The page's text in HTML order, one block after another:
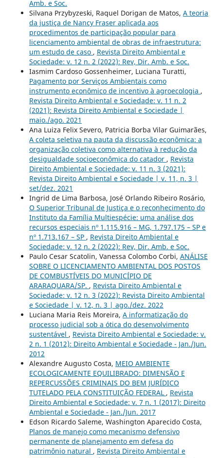
Amb. e Soc.
Silvana Przybyzeski, Raquel Dorigan de Matos, A teoria
da justiça de Nancy Fraser aplicada aos
procedimentos de participação popular para
licenciamento ambiental de obras de infraestrutura:
um estudo de caso , Revista Direito Ambiental e
Sociedade: v. 12 n. 2 (2022): Rev, Dir. Amb. e Soc.
Iasmim Cardoso Gossenheimer, Luciana Turatti,
Pagamento por Serviços Ambientais como
instrumento econômico de incentivo à agroecologia ,
Revista Direito Ambiental e Sociedade: v. 11 n. 2
(2021): Revista Direito Ambiental e Sociedade |
maio./ago. 2021
Ana Luiza Felix Severo, Patricia Borba Vilar Guimarães,
A coleta seletiva na pauta da discussão econômica: a
organização coletiva como alternativa à redução da
desigualdade socioeconômica do catador , Revista
Direito Ambiental e Sociedade: v. 11 n. 3 (2021):
Revista Direito Ambiental e Sociedade | v. 11, n. 3 |
set/dez. 2021
Ingrid de Lima Barbosa, José Orlando Ribeiro Rosário,
O Superior Tribunal de Justiça e o reconhecimento do
Instituto da Família Multiespécie: uma análise dos
recursos especiais nº 1.115.916 – MG, 1.797.175 – SP e
nº 1.713.167 – SP , Revista Direito Ambiental e
Sociedade: v. 12 n. 2 (2022): Rev, Dir. Amb. e Soc.
Paulo Cesar Scatolin, Vanessa Colombo Corbi, ANÁLISE
SOBRE O LICENCIAMENTO AMBIENTAL DOS POSTOS
DE COMBUSTÍVEIS DO MUNICÍPIO DE
ARARAQUARA/SP. , Revista Direito Ambiental e
Sociedade: v. 12 n. 3 (2022): Revista Direito Ambiental
e Sociedade | v. 12, n. 3 | ago./dez. 2022
Luciana Maria Reis Moreira, A informatização do
processo judicial sob a ótica do desenvolvimento
sustentável , Revista Direito Ambiental e Sociedade: v.
2 n. 1 (2012): Direito Ambiental e Sociedade - Jan./Jun.
2012
Alexandre Augusto Costa, MEIO AMBIENTE
ECOLOGICAMENTE EQUILIBRADO: DIMENSÃO E
REPERCUSSÕES CRIMINAIS DO BEM JURÍDICO
TUTELADO PELA CONSTITUIÇÃO FEDERAL , Revista
Direito Ambiental e Sociedade: v. 7 n. 1 (2017): Direito
Ambiental e Sociedade - Jan./Jun. 2017
Edson Ricardo Saleme, Washington Aparecido Costa,
Planos de manejo como mecanismo defensivo
permanente de planejamento em defesa do
patrimônio natural , Revista Direito Ambiental e